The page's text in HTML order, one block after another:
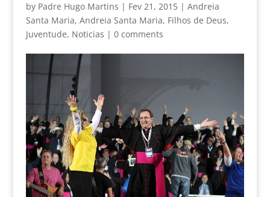
by Padre Hugo Martins | Fev 21, 2015| Andreia
Santa Maria, Andreia Santa Maria, Filhos de Deus,
Juventude, Noticias | 0 comments